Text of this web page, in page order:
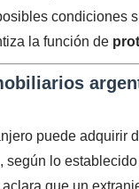
condiciones
la función de
puede adquirir
, según lo
que un